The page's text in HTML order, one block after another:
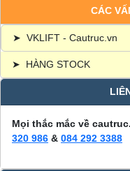
CÁC
➤ VKLIFT - Cautruc.vn
➤ HÀNG STOCK
Mọi thắc mắc về
320 986 & 084 292 3388